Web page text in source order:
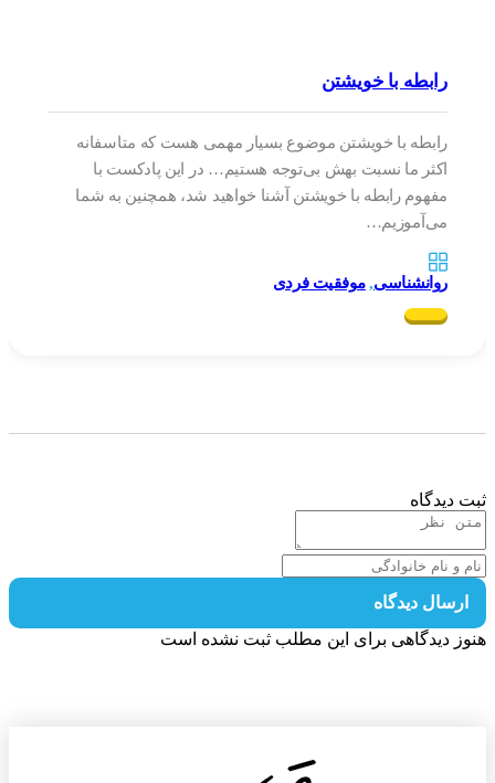
رابطه با خویشتن
رابطه با خویشتن موضوع بسیار مهمی هست که متاسفانه
اکثر ما نسبت بهش بی‌توجه هستیم… در این پادکست با
مفهوم رابطه با خویشتن آشنا خواهید شد، همچنین به شما
می‌آموزیم…
روانشناسی,موفقیت فردی
دیدگاه
دیدگاه
دیدگاهی برای این مطلب ثبت نشده است